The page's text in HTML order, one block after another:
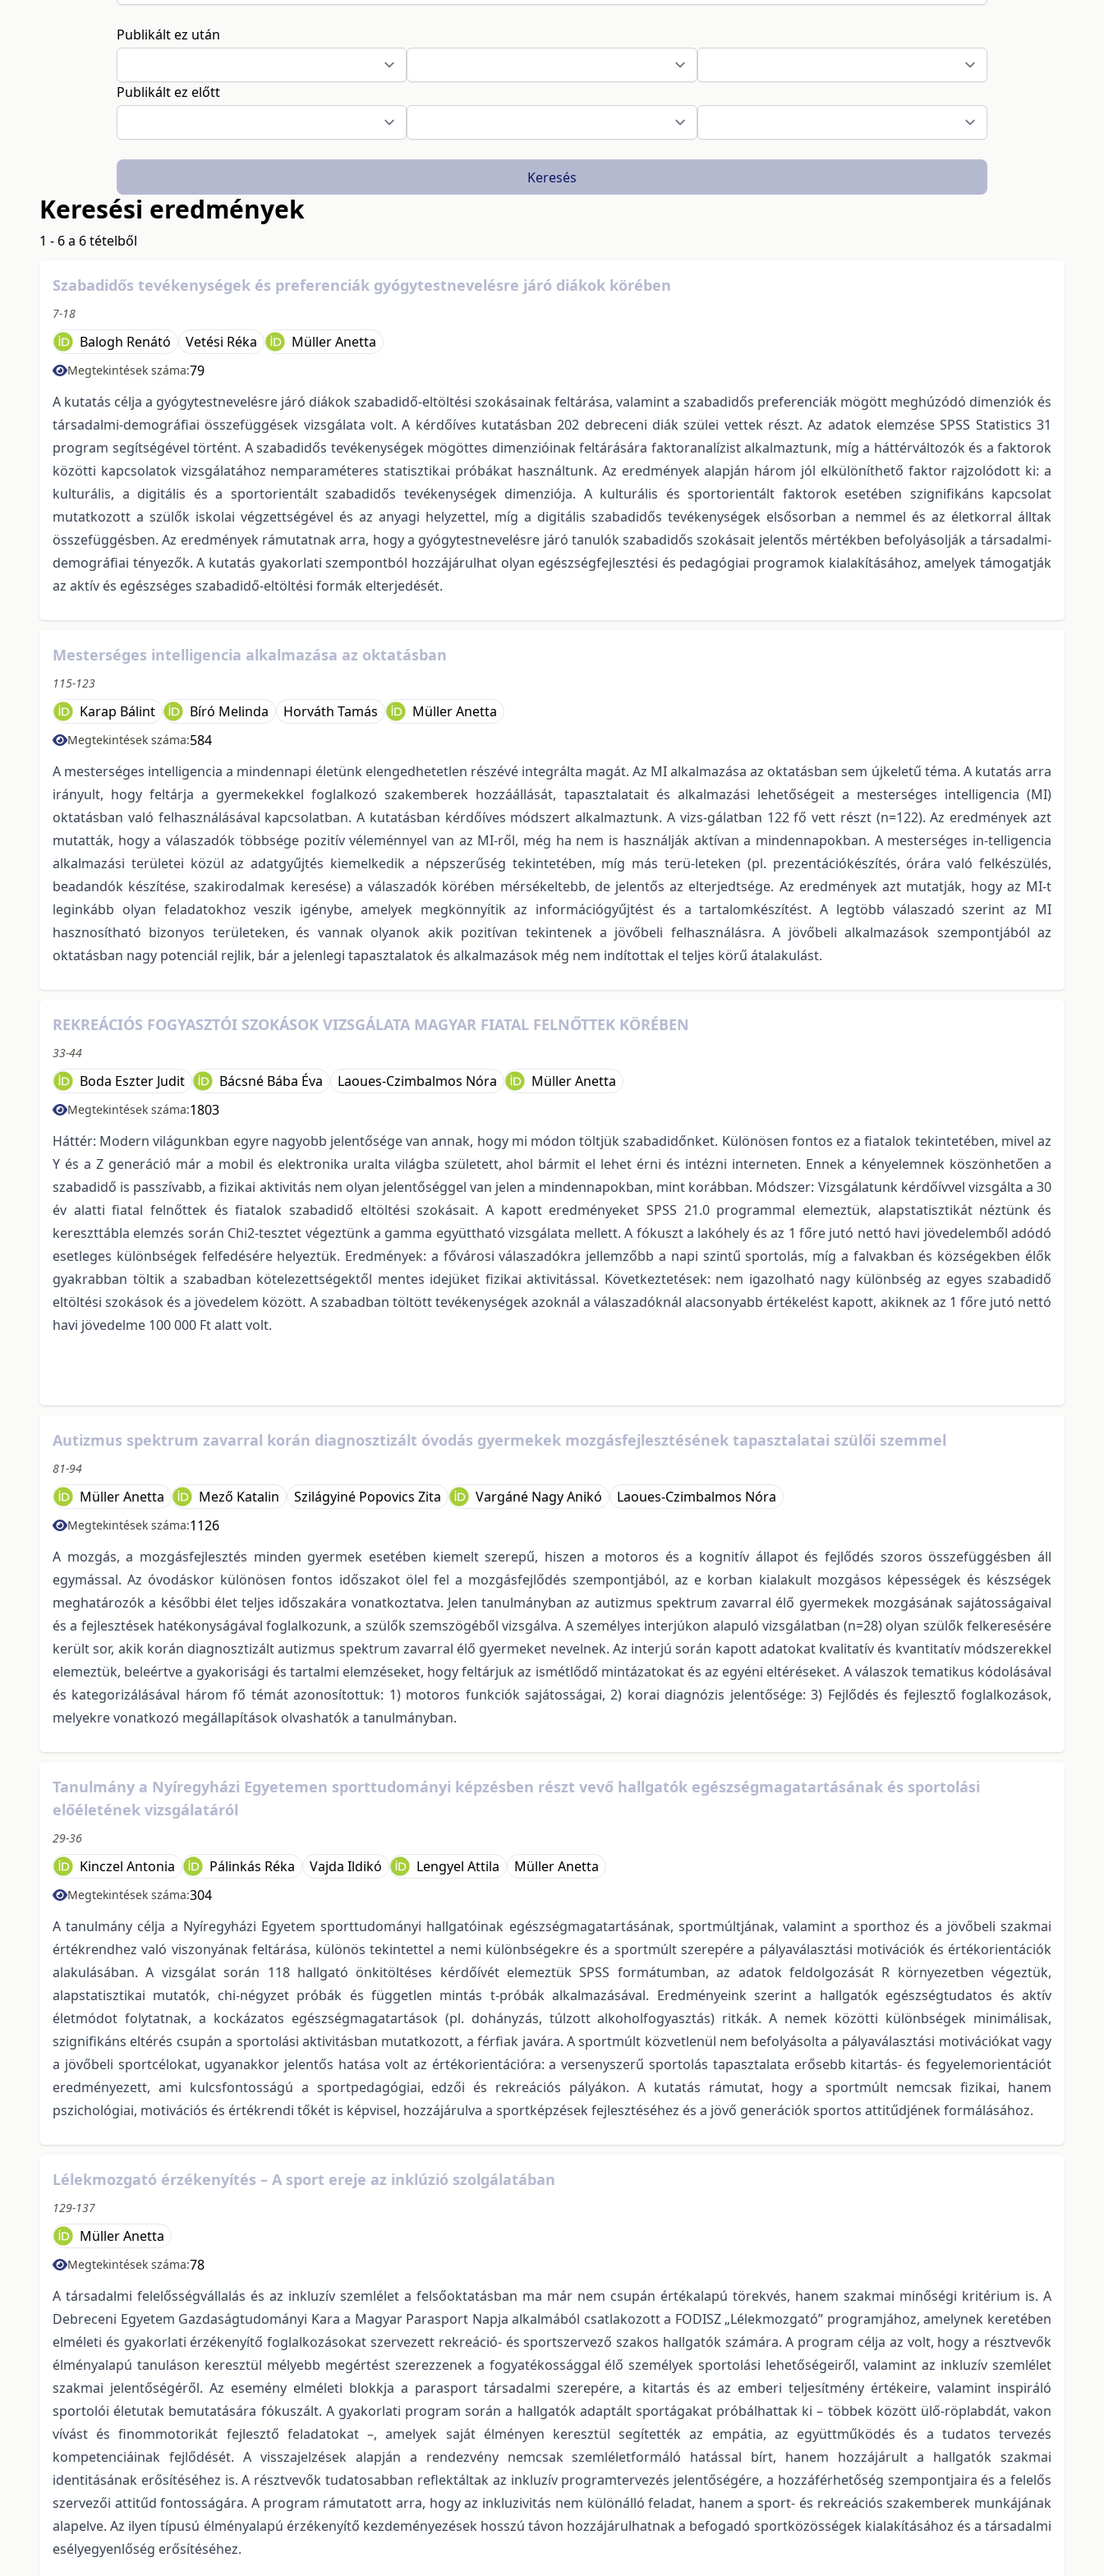
Publikált ez után
Publikált ez előtt
Keresés
Keresési eredmények
1 - 6 a 6 tételből
Szabadidős tevékenységek és preferenciák gyógytestnevelésre járó diákok körében
7-18
Balogh Renátó Vetési Réka Müller Anetta
Megtekintések száma:79
A kutatás célja a gyógytestnevelésre járó diákok szabadidő-eltöltési szokásainak feltárása, valamint a szabadidős preferenciák mögött meghúzódó dimenziók és
társadalmi-demográfiai összefüggések vizsgálata volt. A kérdőíves kutatásban 202 debreceni diák szülei vettek részt. Az adatok elemzése SPSS Statistics 31
program segítségével történt. A szabadidős tevékenységek mögöttes dimenzióinak feltárására faktoranalízist alkalmaztunk, míg a háttérváltozók és a faktorok
közötti kapcsolatok vizsgálatához nemparaméteres statisztikai próbákat használtunk. Az eredmények alapján három jól elkülöníthető faktor rajzolódott ki: a
kulturális, a digitális és a sportorientált szabadidős tevékenységek dimenziója. A kulturális és sportorientált faktorok esetében szignifikáns kapcsolat
mutatkozott a szülők iskolai végzettségével és az anyagi helyzettel, míg a digitális szabadidős tevékenységek elsősorban a nemmel és az életkorral álltak
összefüggésben. Az eredmények rámutatnak arra, hogy a gyógytestnevelésre járó tanulók szabadidős szokásait jelentős mértékben befolyásolják a társadalmi-
demográfiai tényezők. A kutatás gyakorlati szempontból hozzájárulhat olyan egészségfejlesztési és pedagógiai programok kialakításához, amelyek támogatják
az aktív és egészséges szabadidő-eltöltési formák elterjedését.
Mesterséges intelligencia alkalmazása az oktatásban
115-123
Karap Bálint Bíró Melinda Horváth Tamás Müller Anetta
Megtekintések száma:584
A mesterséges intelligencia a mindennapi életünk elengedhetetlen részévé integrálta magát. Az MI alkalmazása az oktatásban sem újkeletű téma. A kutatás arra
irányult, hogy feltárja a gyermekekkel foglalkozó szakemberek hozzáállását, tapasztalatait és alkalmazási lehetőségeit a mesterséges intelligencia (MI)
oktatásban való felhasználásával kapcsolatban. A kutatásban kérdőíves módszert alkalmaztunk. A vizs-gálatban 122 fő vett részt (n=122). Az eredmények azt
mutatták, hogy a válaszadók többsége pozitív véleménnyel van az MI-ről, még ha nem is használják aktívan a mindennapokban. A mesterséges in-telligencia
alkalmazási területei közül az adatgyűjtés kiemelkedik a népszerűség tekintetében, míg más terü-leteken (pl. prezentációkészítés, órára való felkészülés,
beadandók készítése, szakirodalmak keresése) a válaszadók körében mérsékeltebb, de jelentős az elterjedtsége. Az eredmények azt mutatják, hogy az MI-t
leginkább olyan feladatokhoz veszik igénybe, amelyek megkönnyítik az információgyűjtést és a tartalomkészítést. A legtöbb válaszadó szerint az MI
hasznosítható bizonyos területeken, és vannak olyanok akik pozitívan tekintenek a jövőbeli felhasználásra. A jövőbeli alkalmazások szempontjából az
oktatásban nagy potenciál rejlik, bár a jelenlegi tapasztalatok és alkalmazások még nem indítottak el teljes körű átalakulást.
REKREÁCIÓS FOGYASZTÓI SZOKÁSOK VIZSGÁLATA MAGYAR FIATAL FELNŐTTEK KÖRÉBEN
33-44
Boda Eszter Judit Bácsné Bába Éva Laoues-Czimbalmos Nóra Müller Anetta
Megtekintések száma:1803
Háttér: Modern világunkban egyre nagyobb jelentősége van annak, hogy mi módon töltjük szabadidőnket. Különösen fontos ez a fiatalok tekintetében, mivel az
Y és a Z generáció már a mobil és elektronika uralta világba született, ahol bármit el lehet érni és intézni interneten. Ennek a kényelemnek köszönhetően a
szabadidő is passzívabb, a fizikai aktivitás nem olyan jelentőséggel van jelen a mindennapokban, mint korábban. Módszer: Vizsgálatunk kérdőívvel vizsgálta a 30
év alatti fiatal felnőttek és fiatalok szabadidő eltöltési szokásait. A kapott eredményeket SPSS 21.0 programmal elemeztük, alapstatisztikát néztünk és
kereszttábla elemzés során Chi2-tesztet végeztünk a gamma együttható vizsgálata mellett. A fókuszt a lakóhely és az 1 főre jutó nettó havi jövedelemből adódó
esetleges különbségek felfedésére helyeztük. Eredmények: a fővárosi válaszadókra jellemzőbb a napi szintű sportolás, míg a falvakban és községekben élők
gyakrabban töltik a szabadban kötelezettségektől mentes idejüket fizikai aktivitással. Következtetések: nem igazolható nagy különbség az egyes szabadidő
eltöltési szokások és a jövedelem között. A szabadban töltött tevékenységek azoknál a válaszadóknál alacsonyabb értékelést kapott, akiknek az 1 főre jutó nettó
havi jövedelme 100 000 Ft alatt volt.
Autizmus spektrum zavarral korán diagnosztizált óvodás gyermekek mozgásfejlesztésének tapasztalatai szülői szemmel
81-94
Müller Anetta Mező Katalin Szilágyiné Popovics Zita Vargáné Nagy Anikó Laoues-Czimbalmos Nóra
Megtekintések száma:1126
A mozgás, a mozgásfejlesztés minden gyermek esetében kiemelt szerepű, hiszen a motoros és a kognitív állapot és fejlődés szoros összefüggésben áll
egymással. Az óvodáskor különösen fontos időszakot ölel fel a mozgásfejlődés szempontjából, az e korban kialakult mozgásos képességek és készségek
meghatározók a későbbi élet teljes időszakára vonatkoztatva. Jelen tanulmányban az autizmus spektrum zavarral élő gyermekek mozgásának sajátosságaival
és a fejlesztések hatékonyságával foglalkozunk, a szülők szemszögéből vizsgálva. A személyes interjúkon alapuló vizsgálatban (n=28) olyan szülők felkeresésére
került sor, akik korán diagnosztizált autizmus spektrum zavarral élő gyermeket nevelnek. Az interjú során kapott adatokat kvalitatív és kvantitatív módszerekkel
elemeztük, beleértve a gyakorisági és tartalmi elemzéseket, hogy feltárjuk az ismétlődő mintázatokat és az egyéni eltéréseket. A válaszok tematikus kódolásával
és kategorizálásával három fő témát azonosítottuk: 1) motoros funkciók sajátosságai, 2) korai diagnózis jelentősége: 3) Fejlődés és fejlesztő foglalkozások,
melyekre vonatkozó megállapítások olvashatók a tanulmányban.
Tanulmány a Nyíregyházi Egyetemen sporttudományi képzésben részt vevő hallgatók egészségmagatartásának és sportolási
előéletének vizsgálatáról
29-36
Kinczel Antonia Pálinkás Réka Vajda Ildikó Lengyel Attila Müller Anetta
Megtekintések száma:304
A tanulmány célja a Nyíregyházi Egyetem sporttudományi hallgatóinak egészségmagatartásának, sportmúltjának, valamint a sporthoz és a jövőbeli szakmai
értékrendhez való viszonyának feltárása, különös tekintettel a nemi különbségekre és a sportmúlt szerepére a pályaválasztási motivációk és értékorientációk
alakulásában. A vizsgálat során 118 hallgató önkitöltéses kérdőívét elemeztük SPSS formátumban, az adatok feldolgozását R környezetben végeztük,
alapstatisztikai mutatók, chi-négyzet próbák és független mintás t-próbák alkalmazásával. Eredményeink szerint a hallgatók egészségtudatos és aktív
életmódot folytatnak, a kockázatos egészségmagatartások (pl. dohányzás, túlzott alkoholfogyasztás) ritkák. A nemek közötti különbségek minimálisak,
szignifikáns eltérés csupán a sportolási aktivitásban mutatkozott, a férfiak javára. A sportmúlt közvetlenül nem befolyásolta a pályaválasztási motivációkat vagy
a jövőbeli sportcélokat, ugyanakkor jelentős hatása volt az értékorientációra: a versenyszerű sportolás tapasztalata erősebb kitartás- és fegyelemorientációt
eredményezett, ami kulcsfontosságú a sportpedagógiai, edzői és rekreációs pályákon. A kutatás rámutat, hogy a sportmúlt nemcsak fizikai, hanem
pszichológiai, motivációs és értékrendi tőkét is képvisel, hozzájárulva a sportképzések fejlesztéséhez és a jövő generációk sportos attitűdjének formálásához.
Lélekmozgató érzékenyítés – A sport ereje az inklúzió szolgálatában
129-137
Müller Anetta
Megtekintések száma:78
A társadalmi felelősségvállalás és az inkluzív szemlélet a felsőoktatásban ma már nem csupán értékalapú törekvés, hanem szakmai minőségi kritérium is. A
Debreceni Egyetem Gazdaságtudományi Kara a Magyar Parasport Napja alkalmából csatlakozott a FODISZ „Lélekmozgató” programjához, amelynek keretében
elméleti és gyakorlati érzékenyítő foglalkozásokat szervezett rekreáció- és sportszervező szakos hallgatók számára. A program célja az volt, hogy a résztvevők
élményalapú tanuláson keresztül mélyebb megértést szerezzenek a fogyatékossággal élő személyek sportolási lehetőségeiről, valamint az inkluzív szemlélet
szakmai jelentőségéről. Az esemény elméleti blokkja a parasport társadalmi szerepére, a kitartás és az emberi teljesítmény értékeire, valamint inspiráló
sportolói életutak bemutatására fókuszált. A gyakorlati program során a hallgatók adaptált sportágakat próbálhattak ki – többek között ülő-röplabdát, vakon
vívást és finommotorikát fejlesztő feladatokat –, amelyek saját élményen keresztül segítették az empátia, az együttműködés és a tudatos tervezés
kompetenciáinak fejlődését. A visszajelzések alapján a rendezvény nemcsak szemléletformáló hatással bírt, hanem hozzájárult a hallgatók szakmai
identitásának erősítéséhez is. A résztvevők tudatosabban reflektáltak az inkluzív programtervezés jelentőségére, a hozzáférhetőség szempontjaira és a felelős
szervezői attitűd fontosságára. A program rámutatott arra, hogy az inkluzivitás nem különálló feladat, hanem a sport- és rekreációs szakemberek munkájának
alapelve. Az ilyen típusú élményalapú érzékenyítő kezdeményezések hosszú távon hozzájárulhatnak a befogadó sportközösségek kialakításához és a társadalmi
esélyegyenlőség erősítéséhez.